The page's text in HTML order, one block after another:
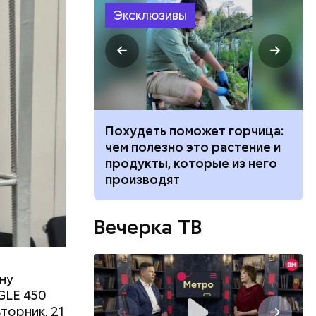
450
21
Эти
Эксклюзивы
и
Похудеть поможет горчица:
чем полезно это растение и
продукты, которые из него
производят
Вечерка ТВ